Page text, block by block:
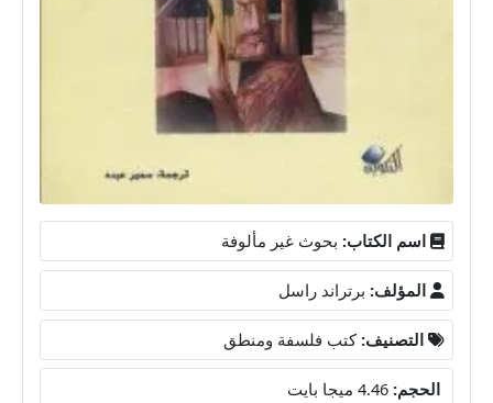
اسم الكتاب: بحوث غير مألوفة
المؤلف: برتراند راسل
التصنيف: كتب فلسفة ومنطق
الحجم: